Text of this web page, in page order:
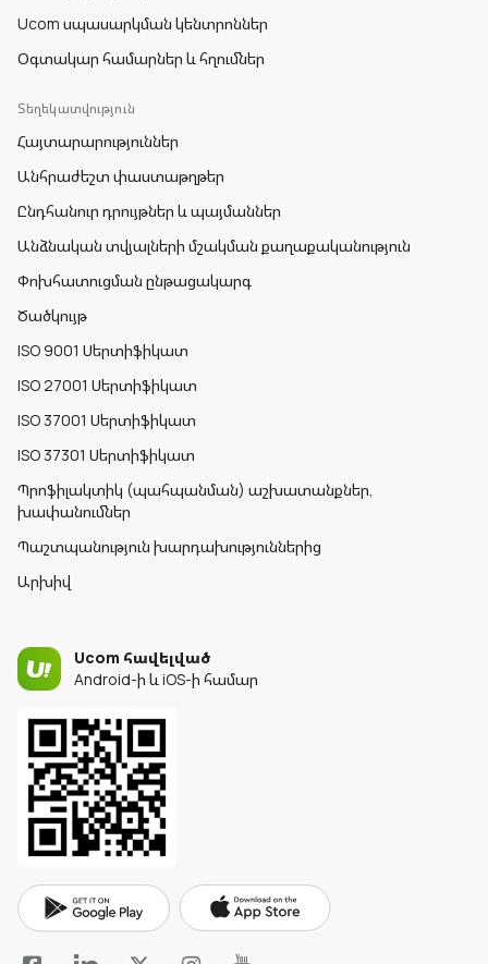
Ucom սպասարկման կենտրոններ
Օգտակար համարներ և հղումներ
Տեղեկատվություն
Հայտարարություններ
Անհրաժեշտ փաստաթղթեր
Ընդհանուր դրույթներ և պայմաններ
Անձնական տվյալների մշակման քաղաքականություն
Փոխհատուցման ընթացակարգ
Ծածկույթ
ISO 9001 Սերտիֆիկատ
ISO 27001 Սերտիֆիկատ
ISO 37001 Սերտիֆիկատ
ISO 37301 Սերտիֆիկատ
Պրոֆիլակտիկ (պահպանման) աշխատանքներ,
խափանումներ
Պաշտպանություն խարդախություններից
Արխիվ
Ucom հավելված
Android-ի և iOS-ի համար